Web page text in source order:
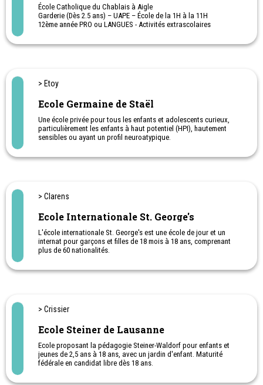
École Catholique du Chablais à Aigle
Garderie (Dès 2.5 ans) – UAPE – École de la 1H à la 11H
12ème année PRO ou LANGUES - Activités extrascolaires
la 9ème VP
> Etoy
Ecole Germaine de Staël
Une école privée pour tous les enfants et adolescents curieux,
particulièrement les enfants à haut potentiel (HPI), hautement
sensibles ou ayant un profil neuroatypique.
pour les élèves à haut potentiel et hautement sensibles, en
• Classe orientée arts et créativité (CEASA), pour les 15 à 18 ans :
pour les jeunes ayant terminé la 11ème ,qui hésitent entre
• Camps de vacances sans logement durant les vacances
scolaires.
> Clarens
Ecole Internationale St. George's
L'école internationale St. George's est une école de jour et un
internat pour garçons et filles de 18 mois à 18 ans, comprenant
plus de 60 nationalités.
magnifique sur les Alpes, l'école occupe 12 acres de paysages et
Ecole St-Georges
> Crissier
Ecole Steiner de Lausanne
Ecole proposant la pédagogie Steiner-Waldorf pour enfants et
jeunes de 2,5 ans à 18 ans, avec un jardin d'enfant. Maturité
fédérale en candidat libre dès 18 ans.
L'école Steiner de Lausanne est installée dans le magnifique cadre